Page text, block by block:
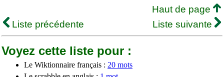
Haut de page
Liste précédente
Liste suivante
Voyez cette liste pour :
Le Wiktionnaire français : 20 mots